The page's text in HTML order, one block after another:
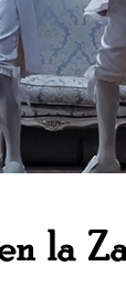
la